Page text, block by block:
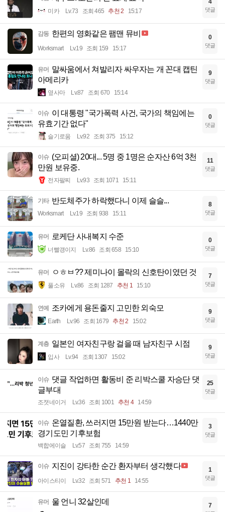
미카 Lv.73 조회 465 추천 2 15:17
4
댓글
감동 한편의 영화같은 팸맨 뮤비
Worksmart Lv.19 조회 159 15:17
0
댓글
유머 말싸움에서 쳐발리자 싸우자는 개 꼰대 캡틴
아메리카
옆사마 Lv.87 조회 670 15:14
9
댓글
이슈 이 대통령 "국가폭력 사건, 국가의 책임에는
유효기간 없다"
슬기로움 Lv.92 조회 375 15:12
0
댓글
이슈 (오피셜) 20대... 5명 중 1명은 순자산 6억 3천
만원 보유중.
전자팔찌 Lv.93 조회 1071 15:11
11
댓글
기타 반도체주가 하락했다니 이제 슬슬...
Worksmart Lv.19 조회 938 15:11
8
댓글
유머 로케단 사내복지 수준
너빨갱이지 Lv.86 조회 658 15:10
0
댓글
유머 ㅇㅎㅂ?? 제미나이 몰락의 신호탄이였던 것
풀소유 Lv.86 조회 1287 추천 1 15:10
7
댓글
연예 조카에게 용돈줄지 고민한 외숙모
Earth Lv.96 조회 1679 추천 2 15:02
9
댓글
계층 일본인 여자친구랑 걸을 때 남자친구 시점
입사 Lv.94 조회 1307 15:02
9
댓글
이슈 댓글 작업하면 활동비 준 리박스쿨 자승단 댓
글부대
조졋네이거 Lv.36 조회 1001 추천 4 14:59
25
댓글
이슈 온열질환, 쓰러지면 15만원 받는다…1440만
경기도민 기후보험
백합에이슬 Lv.57 조회 755 14:59
3
댓글
이슈 지진이 강타한 순간 환자부터 생각했다
아이스티이 Lv.32 조회 571 추천 1 14:55
1
댓글
유머 울 언니 32살인데 7